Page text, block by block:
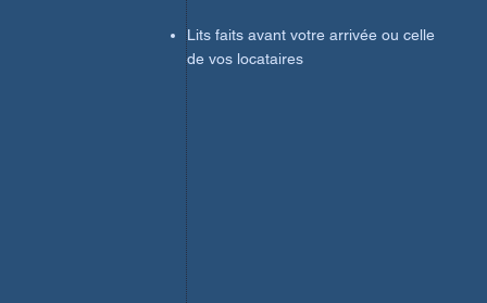
Lits faits avant votre arrivée ou celle
de vos locataires